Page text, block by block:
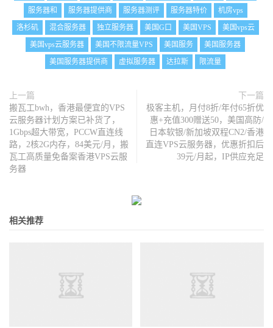
服务器和
服务器提供商 服务器测评 服务器特价
机房vps
洛杉矶
混合服务器 独立服务器 美国G口 美国VPS
美国vps云
美国vps云服务器
美国不限流量VPS 美国服务
美国服务器
美国服务器提供商
虚拟服务器 达拉斯 限流量
上一篇
搬瓦工bwh，香港最便宜的VPS
云服务器计划方案已补货了，
1Gbps超大带宽，PCCW直连线
路，2核2G内存，84美元/月，搬
瓦工高质量免备案香港VPS云服
务器
下一篇
极客主机，月付8折/年付65折优
惠+充值300赠送50，美国高防/
日本软银/新加坡双程CN2/香港
直连VPS云服务器，优惠折扣后
39元/月起，IP供应充足
相关推荐